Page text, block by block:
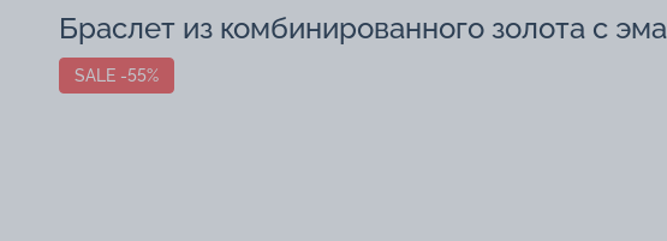
Браслет из комбинированного золота с
SALE -55%